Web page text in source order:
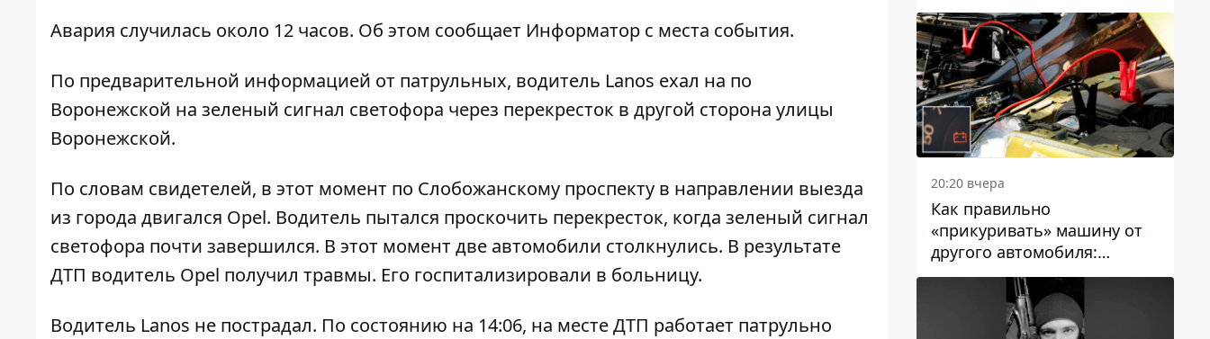
Авария случилась около 12 часов. Об этом сообщает Информатор с места события.
По предварительной информацией от патрульных, водитель Lanos ехал на по
Воронежской на зеленый сигнал светофора через перекресток в другой сторона улицы
Воронежской.
По словам свидетелей, в этот момент по Слобожанскому проспекту в направлении выезда
из города двигался Opel. Водитель пытался проскочить перекресток, когда зеленый сигнал
светофора почти завершился. В этот момент две автомобили столкнулись. В результате
ДТП водитель Opel получил травмы. Его госпитализировали в больницу.
Водитель Lanos не пострадал. По состоянию на 14:06, на месте ДТП работает патрульно
пыталась обмануть
полицейских
20:20 вчера
Как правильно
«прикуривать» машину от
другого автомобиля:
инструкция для водителей